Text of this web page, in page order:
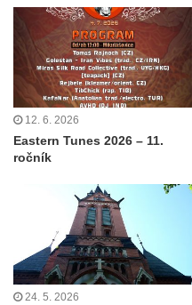
12. 6. 2026
Eastern Tunes 2026 – 11.
ročník
24. 5. 2026